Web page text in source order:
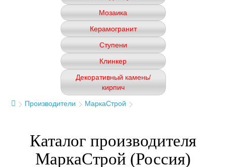
Мозаика
Керамогранит
Ступени
Клинкер
Декоративный камень/
кирпич
Производители МаркаСтрой
Каталог производителя
МаркаСтрой (Россия)